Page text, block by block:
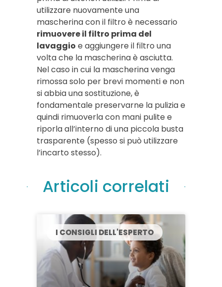
utilizzare nuovamente una
mascherina con il filtro è necessario
rimuovere il filtro prima del
lavaggio e aggiungere il filtro una
volta che la mascherina è asciutta.
Nel caso in cui la mascherina venga
rimossa solo per brevi momenti e non
si abbia una sostituzione, è
fondamentale preservarne la pulizia e
quindi rimuoverla con mani pulite e
riporla all’interno di una piccola busta
trasparente (spesso si può utilizzare
l’incarto stesso).
Articoli correlati
I CONSIGLI DELL'ESPERTO